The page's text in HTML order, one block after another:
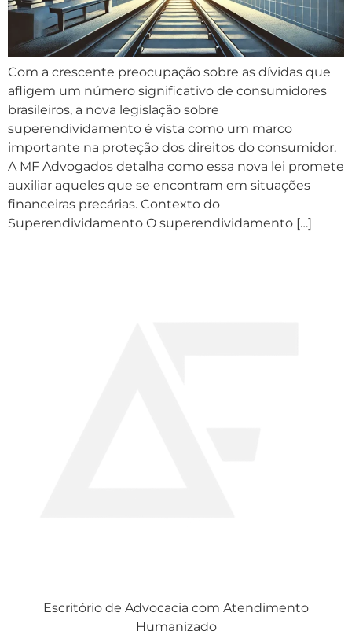
Com a crescente preocupação sobre as dívidas que
afligem um número significativo de consumidores
brasileiros, a nova legislação sobre
superendividamento é vista como um marco
importante na proteção dos direitos do consumidor.
A MF Advogados detalha como essa nova lei promete
auxiliar aqueles que se encontram em situações
financeiras precárias. Contexto do
Superendividamento O superendividamento […]
Escritório de Advocacia com Atendimento
Humanizado